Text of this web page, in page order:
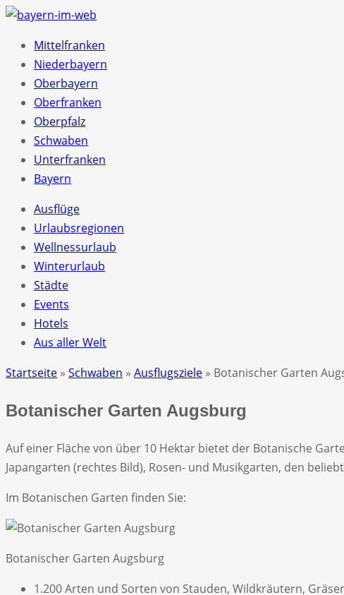
Mittelfranken
Niederbayern
Oberbayern
Oberfranken
Oberpfalz
Schwaben
Unterfranken
Bayern
Ausflüge
Urlaubsregionen
Wellnessurlaub
Winterurlaub
Städte
Events
Hotels
Aus aller Welt
Startseite » Schwaben » Ausflugsziele » Botanischer Garten
Botanischer Garten Augsburg
Auf einer Fläche von über 10 Hektar bietet der Botanische
Japangarten (rechtes Bild), Rosen- und Musikgarten, den
Im Botanischen Garten finden Sie:
Botanischer Garten Augsburg
1.200 Arten und Sorten von Stauden, Wildkräutern,